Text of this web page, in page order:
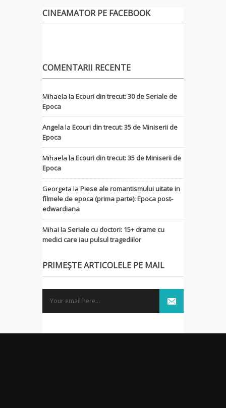
CINEAMATOR PE FACEBOOK
COMENTARII RECENTE
Mihaela la Ecouri din trecut: 30 de Seriale de
Epoca
Angelala Ecouri din trecut: 35 de Miniserii de
Epoca
Mihaela la Ecouri din trecut: 35 de Miniserii de
Epoca
Georgeta la Piese ale romantismului uitate in
filmele de epoca (prima parte): Epoca post-
edwardiana
MihaI la Seriale cu doctori: 15+ drame cu
medici care iau pulsul tragediilor
PRIMEȘTE ARTICOLELE PE MAIL